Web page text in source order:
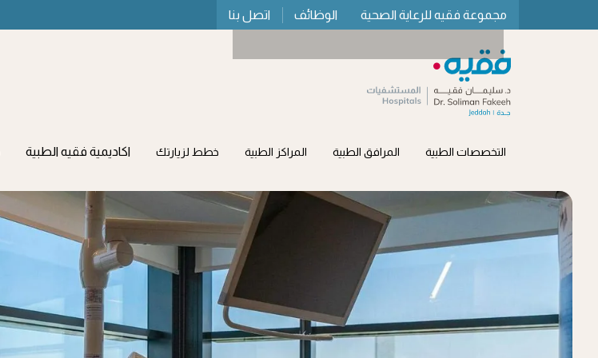
مجموعة فقيه للرعاية الصحية الوظائف اتصل بنا
التخصصات الطبية المرافق الطبية المراكز الطبية خطط لزيارتك اكاديمية فقيه الطبية